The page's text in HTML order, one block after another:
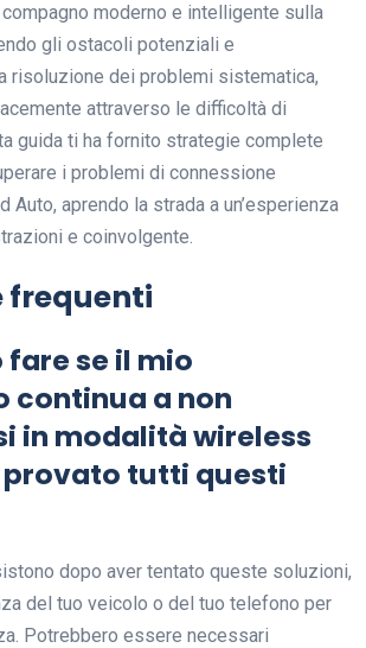
moderno e intelligente sulla
gli ostacoli potenziali e
risoluzione dei problemi sistematica,
attraverso le difficoltà di
guida ti ha fornito strategie complete
i problemi di connessione
Auto, aprendo la strada a un’esperienza
e coinvolgente.
frequenti
fare se il mio
continua a non
in modalità wireless
tutti questi
dopo aver tentato queste soluzioni,
del tuo veicolo o del tuo telefono per
Potrebbero essere necessari